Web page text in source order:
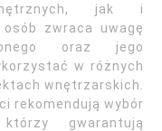
jak i
zwraca uwagę
oraz jego
w różnych
wnętrzarskich.
rekomendują wybór
którzy gwarantują